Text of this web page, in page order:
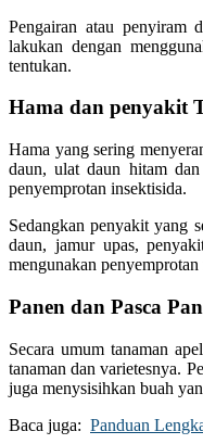
Pengairan atau penyiram
lakukan dengan
tentukan.
Hama dan penyakit
Hama yang sering
daun, ulat daun hitam
penyemprotan insektisida.
Sedangkan penyakit yang
daun, jamur upas,
mengunakan
Panen dan Pasca
Secara umum tanaman
tanaman dan varietesnya.
juga menysisihkan buah
Baca juga: Panduan